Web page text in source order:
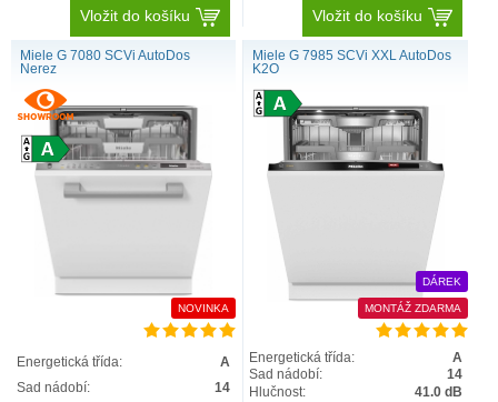
Vložit do košíku Vložit do košíku
Miele G 7080 SCVi AutoDos
Nerez
NOVINKA
Energetická třída:
A
Sad nádobí:
14
Miele G 7985 SCVi XXL AutoDos
K2O
DÁREK
MONTÁŽ ZDARMA
Energetická třída:
A
Sad nádobí:
14
Hlučnost:
41.0 dB